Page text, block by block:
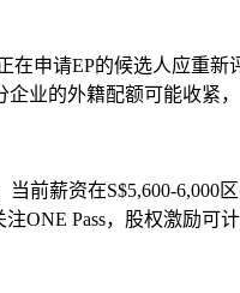
在申请EP的候选人应重新
企业的外籍配额可能收紧，
当前薪资在S$5,600-6,000
ONE Pass，股权激励可